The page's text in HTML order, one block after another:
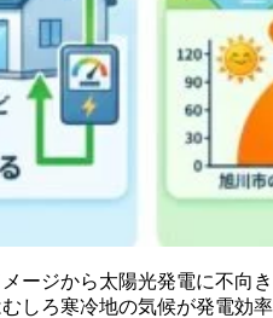
の電気は使えますか？
ばれる理由
績7,000件以上（※2026年3月
事会社」だから家全体を見て
会社として登録・加入済み
ートつき
ージから太陽光発電に不向き
しろ寒冷地の気候が発電効率